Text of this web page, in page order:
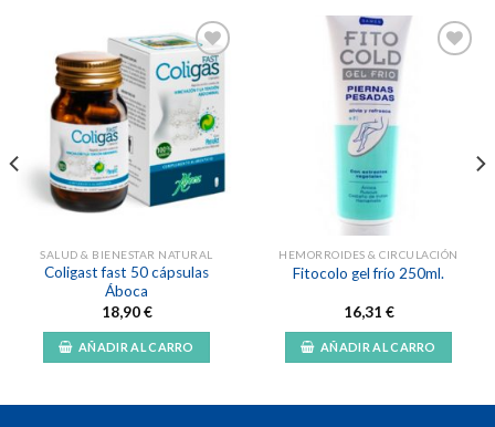
Añadir
a la
lista de
deseos
SALUD & BIENESTAR NATURAL
Coligast fast 50 cápsulas
Áboca
18,90€
AÑADIR AL CARRO
HEMORROIDES & CIRCULACIÓN
Fitocolo gel frío 250ml.
16,31 €
AÑADIR AL CARRO